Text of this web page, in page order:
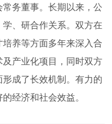
务董事。长期以来，公
、研合作关系。双方在
养等方面多年来深入合
产业化项目，同时双方
成了长效机制。有力的
经济和社会效益。